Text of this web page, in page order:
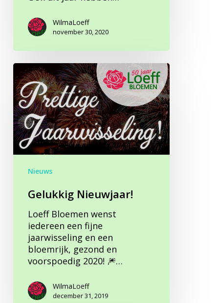
WilmaLoeff
november 30, 2020
Gelukkig
Nieuwjaar!
Nieuws
Gelukkig Nieuwjaar!
Loeff Bloemen wenst
iedereen een fijne
jaarwisseling en een
bloemrijk, gezond en
voorspoedig 2020! 🎆…
WilmaLoeff
december 31, 2019